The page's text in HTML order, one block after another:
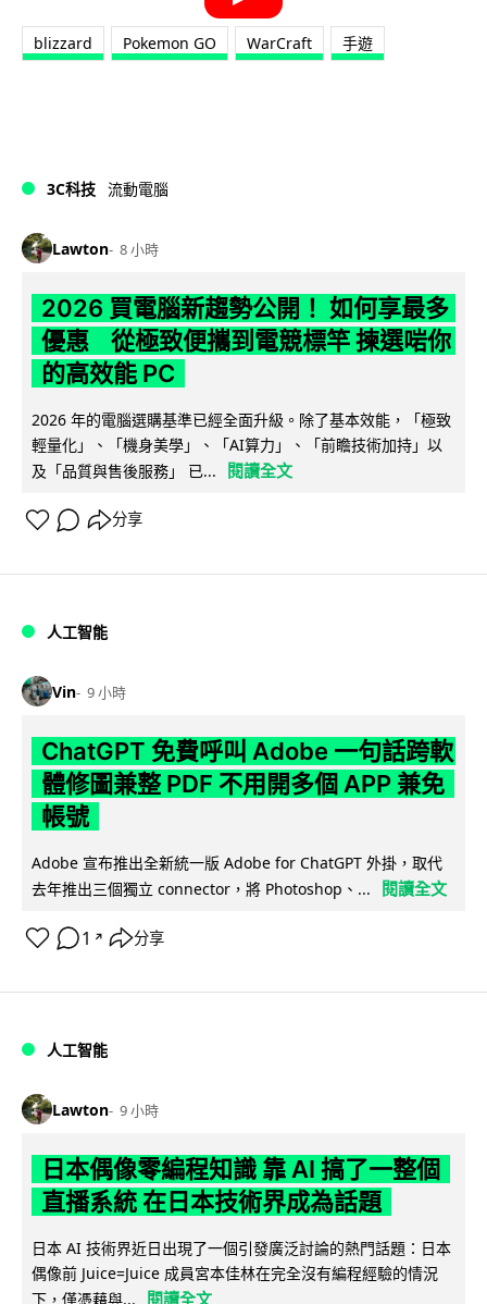
blizzard Pokemon GO WarCraft 手遊
3C科技 流動電腦
Lawton 8 小時
2026 買電腦新趨勢公開！ 如何享最多
優惠 從極致便攜到電競標竿 揀選啱你
的高效能 PC
2026 年的電腦選購基準已經全面升級。除了基本效能，「極致
輕量化」、「機身美學」、「AI算力」、「前瞻技術加持」以
及「品質與售後服務」 已...
閱讀全文
分享
人工智能
Vin 9 小時
ChatGPT 免費呼叫 Adobe 一句話跨軟
體修圖兼整 PDF 不用開多個 APP 兼免
帳號
Adobe 宣布推出全新統一版 Adobe for ChatGPT 外掛，取代
去年推出三個獨立 connector，將 Photoshop、...
閱讀全文
1 ↗ 分享
人工智能
Lawton 9 小時
日本偶像零編程知識 靠 AI 搞了一整個
直播系統 在日本技術界成為話題
日本 AI 技術界近日出現了一個引發廣泛討論的熱門話題：日本
偶像前 Juice=Juice 成員宮本佳林在完全沒有編程經驗的情況
下，僅憑藉與...
閱讀全文